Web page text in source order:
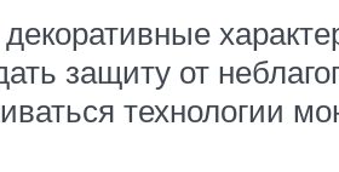
защиту от
технологии